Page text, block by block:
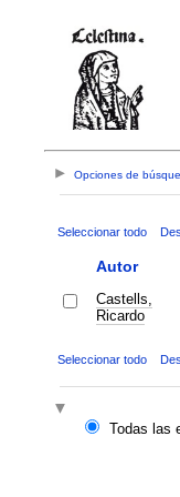
Opciones de
Seleccionar todo
Autor
Castells,
Ricardo
Seleccionar todo
Todas las